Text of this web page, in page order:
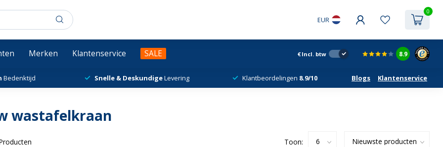
EUR
0
Merken Klantenservice SALE € Incl. btw 8.9
Bedenktijd Snelle & DeskundigeLevering Klantbeordelingen 8.9/10 Blogs Klantenservice
wastafelkraan
Toon: